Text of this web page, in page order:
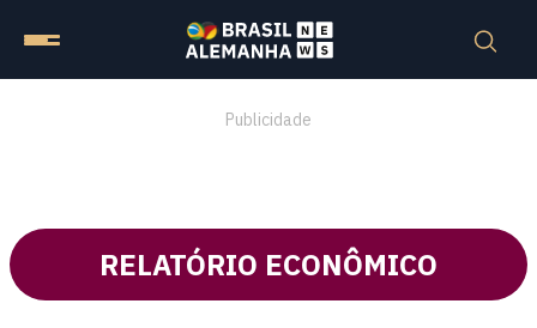
Publicidade
RELATÓRIO ECONÔMICO